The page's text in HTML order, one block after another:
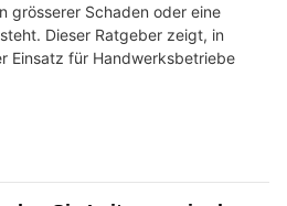
grösserer Schaden oder eine
Dieser Ratgeber zeigt, in
Einsatz für Handwerksbetriebe